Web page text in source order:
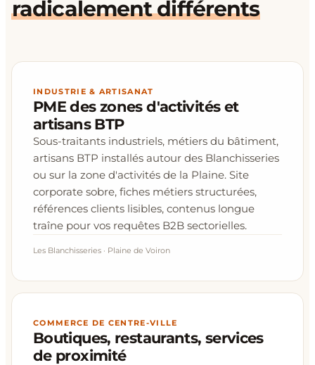
radicalement différents
INDUSTRIE & ARTISANAT
PME des zones d'activités et
artisans BTP
Sous-traitants industriels, métiers du bâtiment,
artisans BTP installés autour des Blanchisseries
ou sur la zone d'activités de la Plaine. Site
corporate sobre, fiches métiers structurées,
références clients lisibles, contenus longue
traîne pour vos requêtes B2B sectorielles.
Les Blanchisseries · Plaine de Voiron
COMMERCE DE CENTRE-VILLE
Boutiques, restaurants, services
de proximité